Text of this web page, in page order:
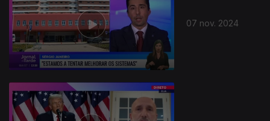
07 nov. 2024